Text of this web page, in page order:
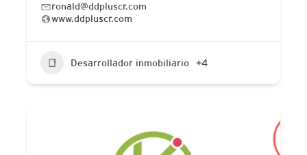
ronald@ddpluscr.com
www.ddpluscr.com
Desarrollador inmobiliario +4